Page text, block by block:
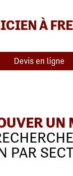
À
Devis en ligne
PAR